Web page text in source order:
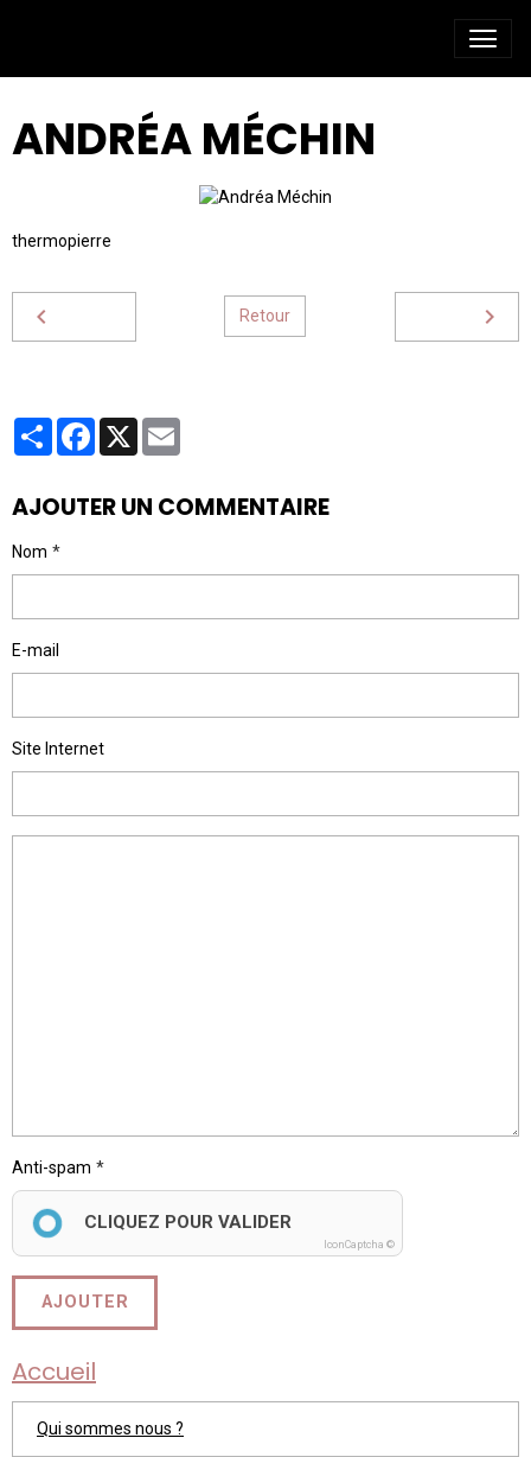
ANDRÉA MÉCHIN
thermopierre
Retour
PartagerFacebook
X
AJOUTER UN COMMENTAIRE
Nom
E-mail
Site Internet
Anti-spam
CLIQUEZ POUR VALIDER
IconCaptcha ©
AJOUTER
Accueil
Qui sommes nous ?